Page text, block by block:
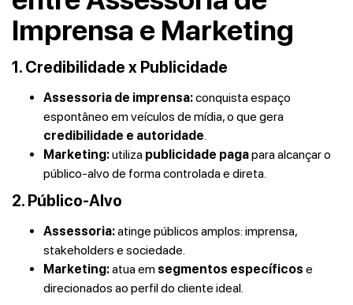
Imprensa e Marketing
1. Credibilidade x Publicidade
Assessoria de imprensa:conquista espaço
espontâneo em veículos de mídia, o que gera
credibilidade e autoridade.
Marketing:utiliza publicidade pagapara alcançar o
público-alvo de forma controlada e direta.
2. Público-Alvo
Assessoria:atinge públicos amplos: imprensa,
stakeholders e sociedade.
Marketing:atua em segmentos específicos e
direcionados ao perfil do cliente ideal.